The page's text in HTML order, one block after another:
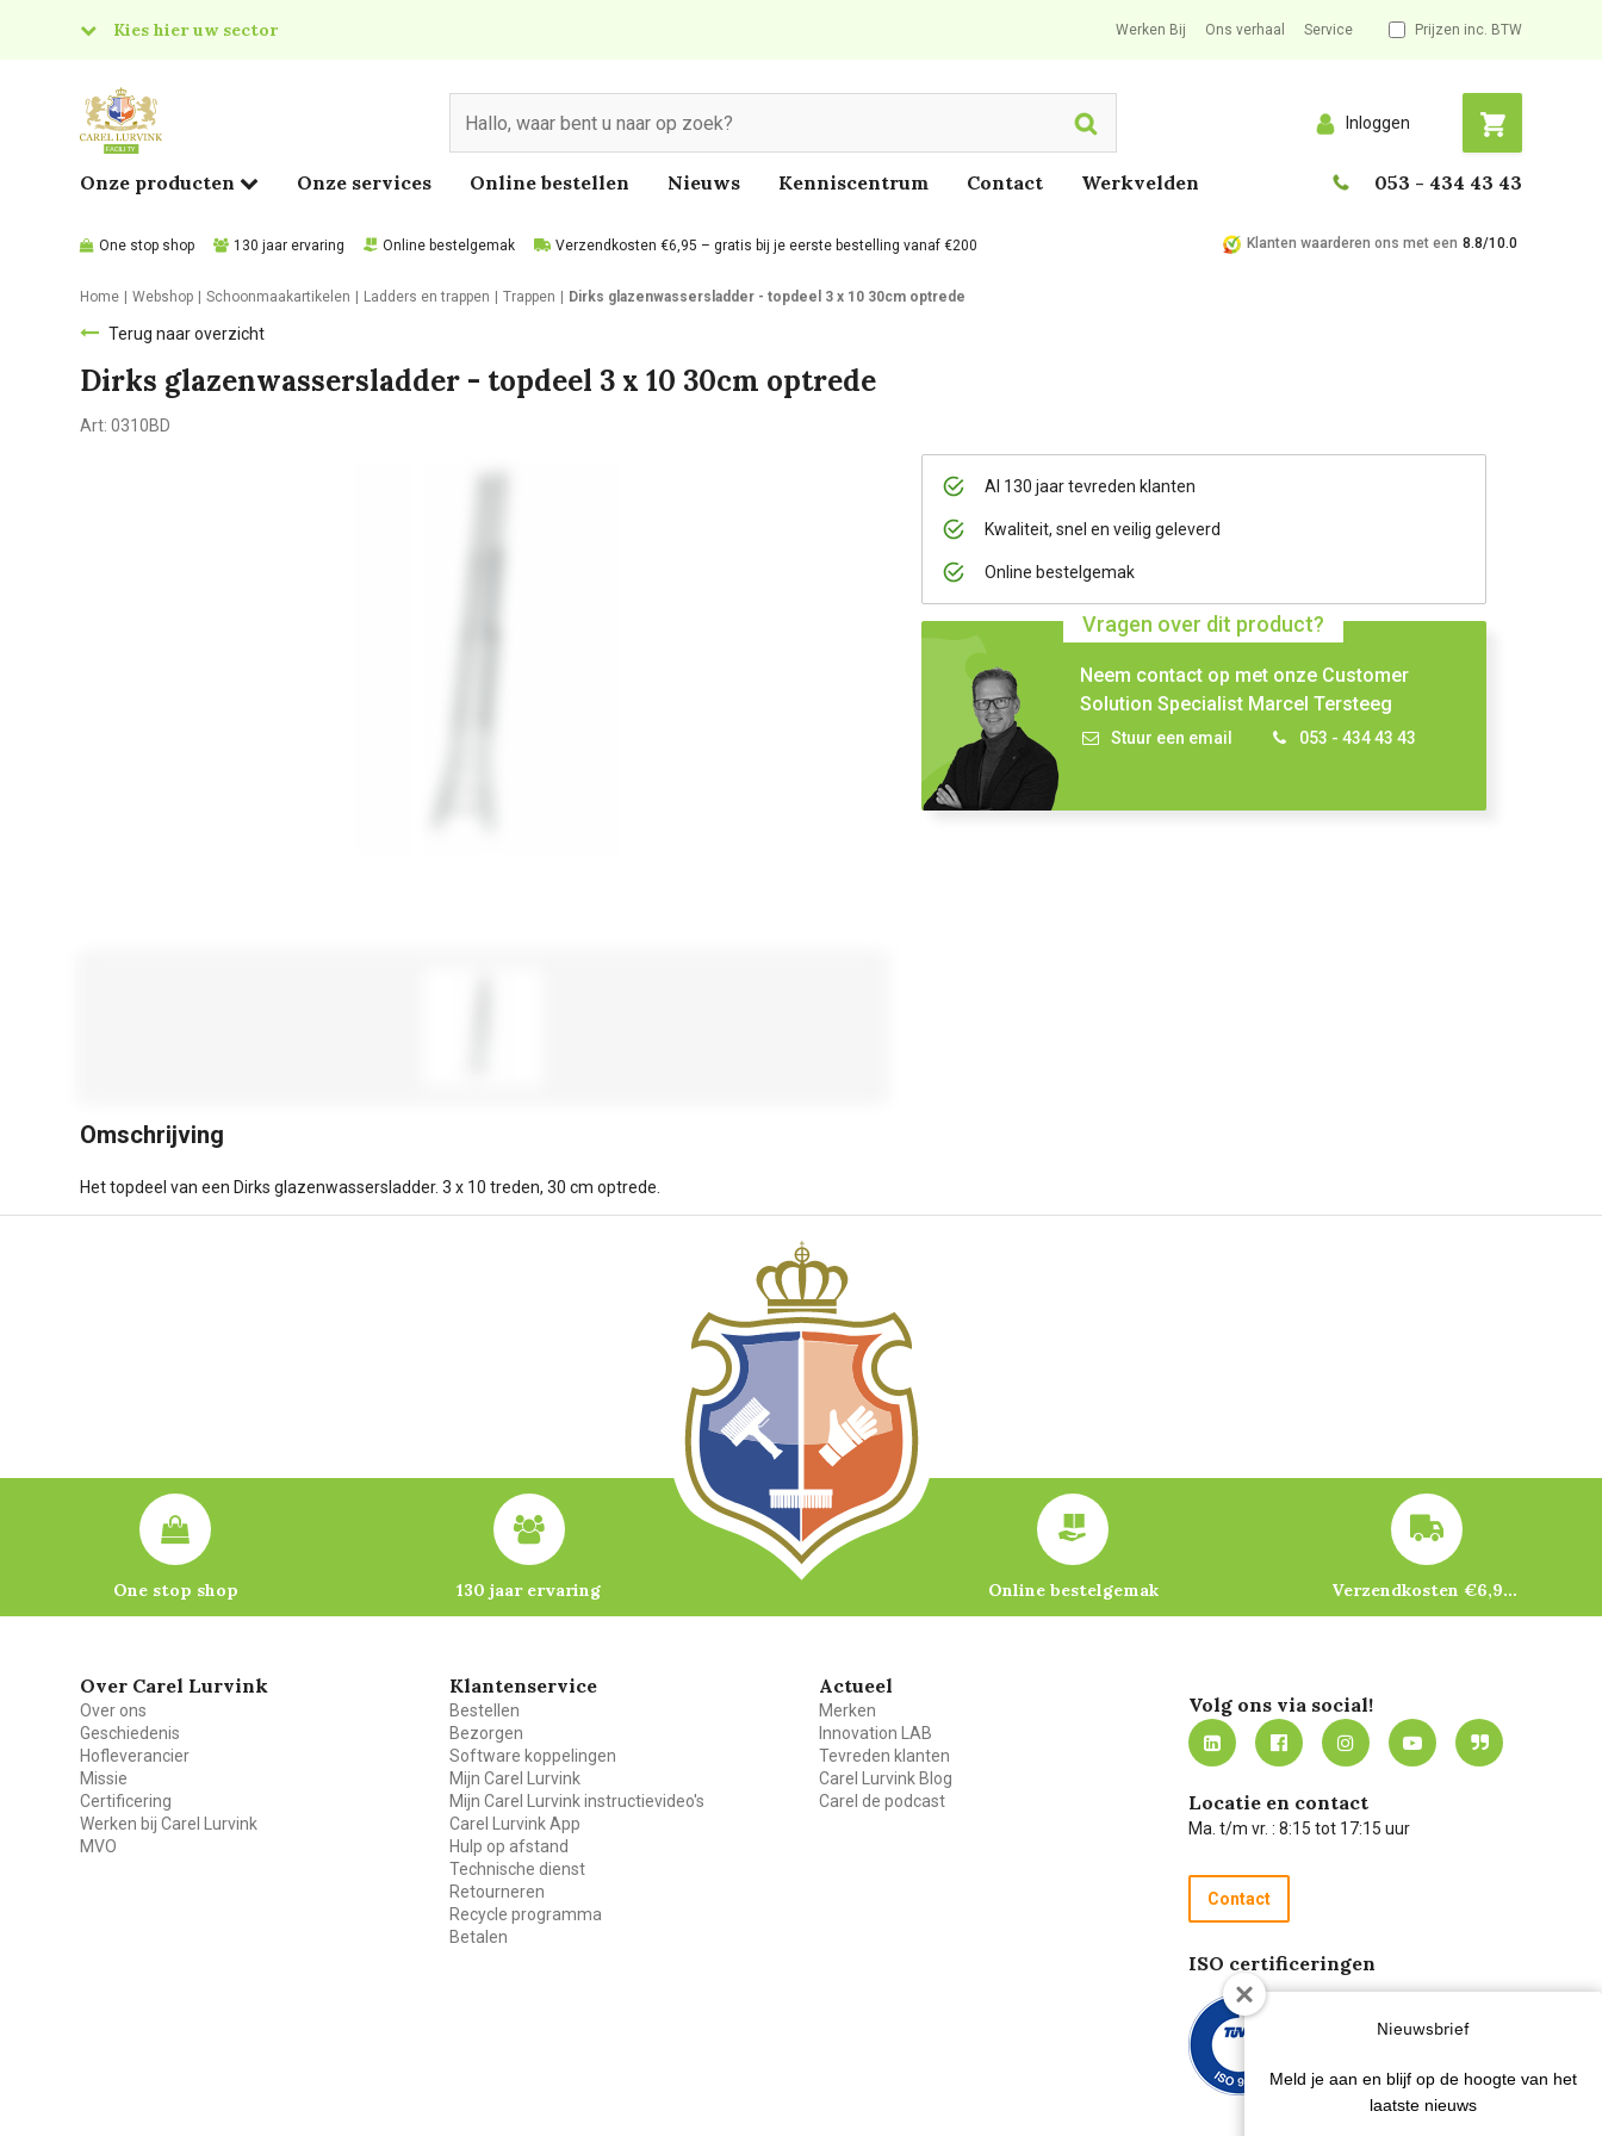
Kies hier uw sector
Food
Werken Bij Ons verhaal Service Prijzen inc. BTW
Search Inloggen
Onze producten Onze services Online bestellen Nieuws Kenniscentrum Contact Werkvelden 053 - 434 43 43
One stop shop 130 jaar ervaring Online bestelgemak Verzendkosten €6,95 – gratis bij je eerste bestelling vanaf €200 Klanten waarderen ons met een 8.8/10.0
Home Webshop Schoonmaakartikelen Ladders en trappen Trappen Dirks glazenwassersladder - topdeel 3 x 10 30cm optrede
Terug naar overzicht
Dirks glazenwassersladder - topdeel 3 x 10 30cm optrede
Art: 0310BD
Al 130 jaar tevreden klanten
Kwaliteit, snel en veilig geleverd
Online bestelgemak
Vragen over dit product?
Neem contact op met onze Customer
Solution Specialist Marcel Tersteeg
Stuur een email 053 - 434 43 43
Omschrijving
Het topdeel van een Dirks glazenwassersladder. 3 x 10 treden, 30 cm optrede.
One stop shop 130 jaar ervaring Online bestelgemak Verzendkosten €6,95 – gratis bij je eerste bestelling vanaf €200
Over Carel Lurvink
Over ons
Geschiedenis
Hofleverancier
Missie
Certificering
Werken bij Carel Lurvink
MVO
Klantenservice
Bestellen
Bezorgen
Software koppelingen
Mijn Carel Lurvink
Mijn Carel Lurvink instructievideo's
Carel Lurvink App
Hulp op afstand
Technische dienst
Retourneren
Recycle programma
Betalen
Actueel
Merken
Innovation LAB
Tevreden klanten
Carel Lurvink Blog
Carel de podcast
Volg ons via social!
Locatie en contact
Ma. t/m vr. : 8:15 tot 17:15 uur
Contact
ISO certificeringen
Nieuwsbrief
Meld je aan en blijf op de hoogte van het
laatste nieuws